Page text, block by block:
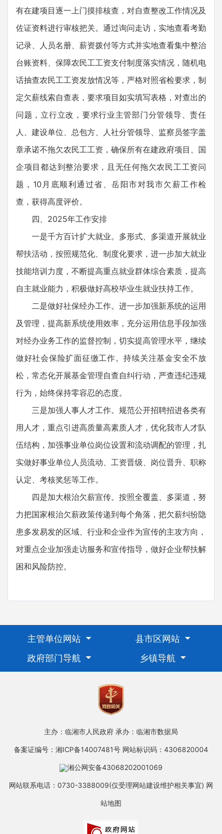
有在建项目逐一上门摸排核查，对自查整改工作情况及
佐证资料进行审核把关。通过询问走访，实地查看考勤
记录、人员名册、薪资拨付等方式并实地查看集中整治
台账资料、保障农民工工资支付制度落实情况，随机电
话抽查农民工工资发放情况等，严格对照省检要求，制
定欠薪线索自查表，要求项目如实填写表格，对查出的
问题，立行立改，要求行业主管部门分管领导、责任
人、建设单位、总包方、人社分管领导、监察员签字盖
章承诺不拖欠农民工工资，确保所有在建政府项目、国
企项目都达到整治要求，且无任何拖欠农民工工资问
题，10月底顺利通过省、岳阳市对我市欠薪工作检
查，获得高度评价。
四、2025年工作安排
一是千方百计扩大就业。多形式、多渠道开展就业
帮扶活动，按照规范化、制度化要求，进一步加大就业
技能培训力度，不断提高重点就业群体综合素质，提高
自主就业能力，积极做好高校毕业生就业扶持工作。
二是做好社保经办工作。进一步加强新系统的运用
及管理，提高新系统使用效率，充分运用信息手段加强
对经办业务工作的监督控制，切实提高管理水平，继续
做好社会保险扩面征缴工作。持续关注基金安全不放
松，常态化开展基金管理自查自纠行动，严查违纪违规
行为，始终保持零容忍的态度。
三是加强人事人才工作。规范公开招聘招进各类有
用人才，重点引进高质量高素质人才，优化我市人才队
伍结构，加强事业单位岗位设置和流动调配的管理，扎
实做好事业单位人员流动、工资晋级、岗位晋升、职称
认定、考核奖惩等工作。
四是加大根治欠薪宣传。按照全覆盖、多渠道，努
力把国家根治欠薪政策传递到每个角落，把欠薪纠纷隐
患多发易发的区域、行业和企业作为宣传的主攻方向，
对重点企业加强走访服务和宣传指导，做好企业帮扶解
困和风险防控。
主管单位网站
县市区网站
政府部门导航
乡镇导航
主办：临湘市人民政府 承办：临湘市数据局
备案证编号：湘ICP备14007481号 网站标识码：4306820004
湘公网安备43068202001069
网站联系电话：0730-3388009(仅受理网站建设维护相关事宜) 网
站地图